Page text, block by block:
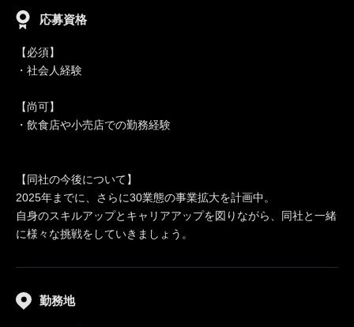
応募資格
【必須】
・社会人経験
【尚可】
・飲食店や小売店での勤務経験
【同社の今後について】
2025年までに、さらに30業態の事業拡大を計画中。
自身のスキルアップとキャリアアップを図りながら、同社と一緒
に様々な挑戦をしていきましょう。
勤務地